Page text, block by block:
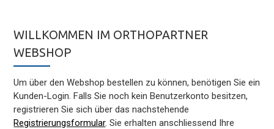
WILLKOMMEN IM ORTHOPARTNER
WEBSHOP
Um über den Webshop bestellen zu können, benötigen Sie ein
Kunden-Login. Falls Sie noch kein Benutzerkonto besitzen,
registrieren Sie sich über das nachstehende
Registrierungsformular. Sie erhalten anschliessend Ihre